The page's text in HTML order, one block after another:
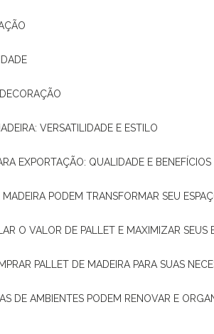
VERSATILIDADE E ESTILO
EXPORTAÇÃO: QUALIDADE E BENEFÍCIOS
MADEIRA PODEM TRANSFORMAR SEU
O VALOR DE PALLET E MAXIMIZAR SEUS
PALLET DE MADEIRA PARA SUAS
DE AMBIENTES PODEM RENOVAR E